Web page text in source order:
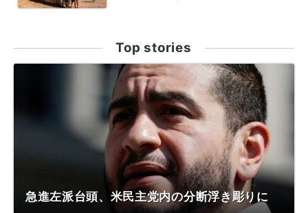
Top stories
急進左派台頭、米民主党内の分断浮き彫りに